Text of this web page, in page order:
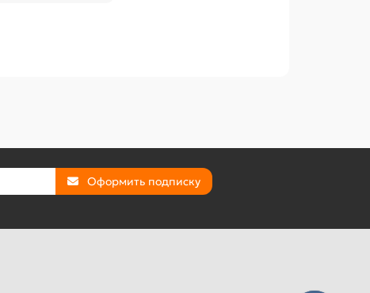
Оформить подписку